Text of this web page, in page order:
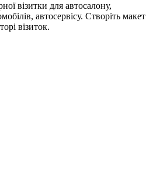
візитки для автосалону,
автосервісу. Створіть макет
візиток.